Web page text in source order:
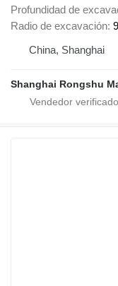
Profundidad de
Radio de excavación
China, Shanghai
Shanghai Rongshu